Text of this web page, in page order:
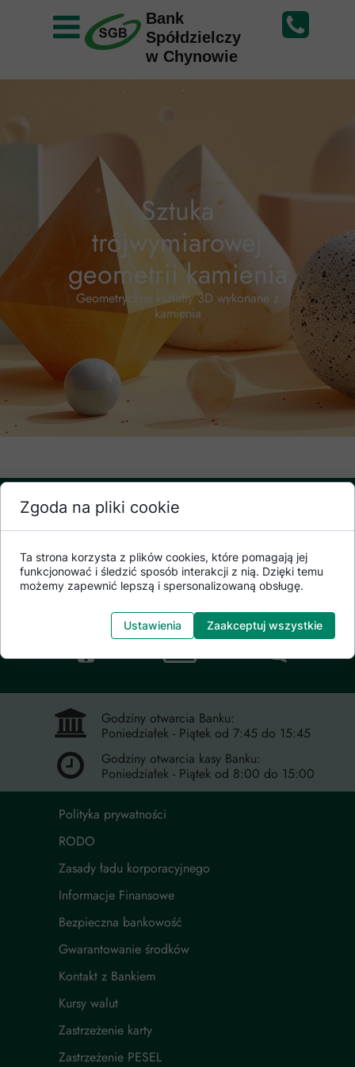
Bank
Spółdzielczy
w Chynowie
Sztuka
trójwymiarowej
geometrii kamienia
Geometryczne kształty 3D wykonane z
kamienia
Bank Spółdzielczy
w Chynowie
Godziny otwarcia kasy Banku:
Poniedziałek - Piątek od 8:00 do 15:00
Godziny otwarcia Banku:
Poniedziałek - Piątek od 7:45 do 15:45
Zastrzeżenie PESEL
Zastrzeżenie karty
Kursy walut
Kontakt z Bankiem
Gwarantowanie środków
Bezpieczna bankowość
Informacje Finansowe
Zasady ładu korporacyjnego
RODO
Polityka prywatności
Zgoda na pliki cookie
Ta strona korzysta z plików cookies, które pomagają jej
funkcjonować i śledzić sposób interakcji z nią. Dzięki temu
możemy zapewnić lepszą i spersonalizowaną obsługę.
Ustawienia Zaakceptuj wszystkie